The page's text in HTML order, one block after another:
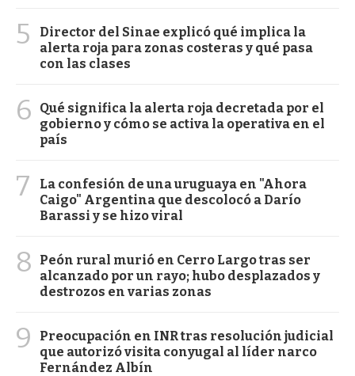
5
Director del Sinae explicó qué implica la
alerta roja para zonas costeras y qué pasa
con las clases
6
Qué significa la alerta roja decretada por el
gobierno y cómo se activa la operativa en el
país
7
La confesión de una uruguaya en "Ahora
Caigo" Argentina que descolocó a Darío
Barassi y se hizo viral
8
Peón rural murió en Cerro Largo tras ser
alcanzado por un rayo; hubo desplazados y
destrozos en varias zonas
9
Preocupación en INR tras resolución judicial
que autorizó visita conyugal al líder narco
Fernández Albín